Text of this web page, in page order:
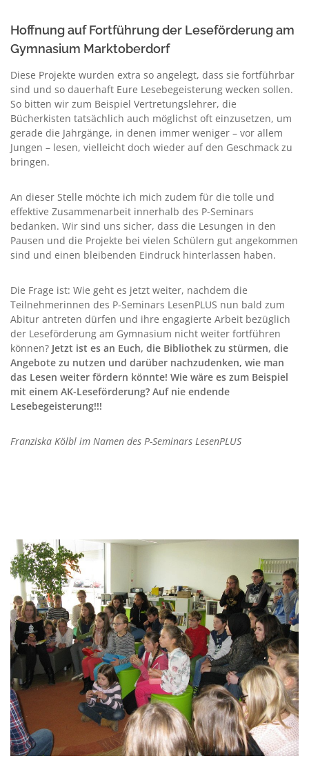
Hoffnung auf Fortführung der Leseförderung am
Gymnasium Marktoberdorf
Diese Projekte wurden extra so angelegt, dass sie fortführbar
sind und so dauerhaft Eure Lesebegeisterung wecken sollen.
So bitten wir zum Beispiel Vertretungslehrer, die
Bücherkisten tatsächlich auch möglichst oft einzusetzen, um
gerade die Jahrgänge, in denen immer weniger – vor allem
Jungen – lesen, vielleicht doch wieder auf den Geschmack zu
bringen.
An dieser Stelle möchte ich mich zudem für die tolle und
effektive Zusammenarbeit innerhalb des P-Seminars
bedanken. Wir sind uns sicher, dass die Lesungen in den
Pausen und die Projekte bei vielen Schülern gut angekommen
sind und einen bleibenden Eindruck hinterlassen haben.
Die Frage ist: Wie geht es jetzt weiter, nachdem die
Teilnehmerinnen des P-Seminars LesenPLUS nun bald zum
Abitur antreten dürfen und ihre engagierte Arbeit bezüglich
der Leseförderung am Gymnasium nicht weiter fortführen
können? Jetzt ist es an Euch, die Bibliothek zu stürmen, die
Angebote zu nutzen und darüber nachzudenken, wie man
das Lesen weiter fördern könnte! Wie wäre es zum Beispiel
mit einem AK-Leseförderung? Auf nie endende
Lesebegeisterung!!!
Franziska Kölbl im Namen des P-Seminars LesenPLUS